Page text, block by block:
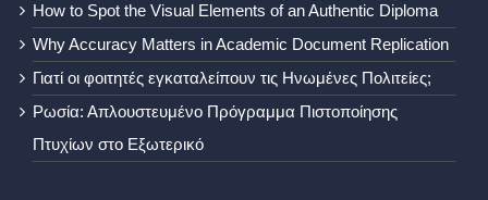
How to Spot the Visual Elements of an Authentic Diploma
Why Accuracy Matters in Academic Document Replication
Γιατί οι φοιτητές εγκαταλείπουν τις Ηνωμένες Πολιτείες;
Ρωσία: Απλουστευμένο Πρόγραμμα Πιστοποίησης
Πτυχίων στο Εξωτερικό